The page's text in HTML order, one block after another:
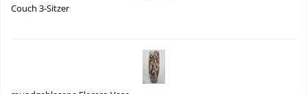
Couch 3-Sitzer